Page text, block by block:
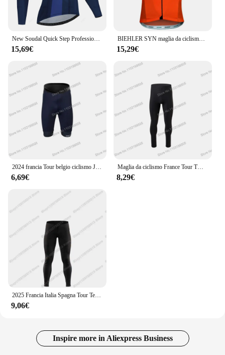
15,69€
BIEHLER SYN maglia da ciclismo estate maglia ad asciugatura rapida traspirante bici da strada 20D bavaglini abbigliamento MTB Replica a basso prezzo
15,29€
6,69€
Maglia da ciclismo France Tour TDF Team 2025 Set manica lunga da uomo Abbigliamento primaverile Tuta da bici Camicie da strada Calzamaglia da biciclettaBib MTB Uniforme
8,29€
9,06€
Inspire more in Aliexpress Business